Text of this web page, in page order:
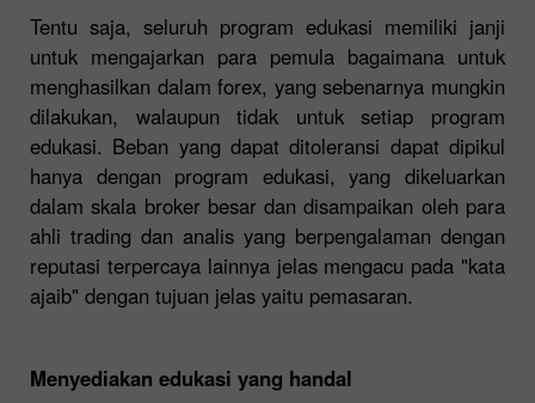
Tentu saja, seluruh program edukasi memiliki janji
untuk mengajarkan para pemula bagaimana untuk
menghasilkan dalam forex, yang sebenarnya mungkin
dilakukan, walaupun tidak untuk setiap program
edukasi. Beban yang dapat ditoleransi dapat dipikul
hanya dengan program edukasi, yang dikeluarkan
dalam skala broker besar dan disampaikan oleh para
ahli trading dan analis yang berpengalaman dengan
reputasi terpercaya lainnya jelas mengacu pada "kata
ajaib" dengan tujuan jelas yaitu pemasaran.
Menyediakan edukasi yang handal